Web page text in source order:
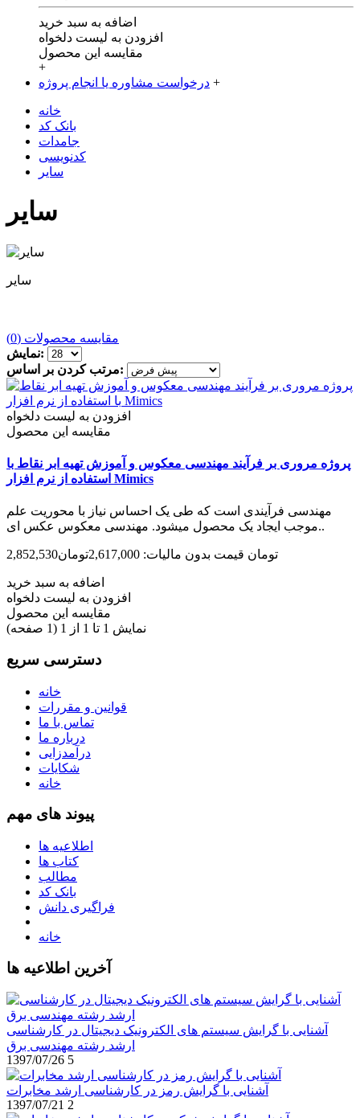
اضافه به سبد خرید
افزودن به لیست دلخواه
مقایسه این محصول
+
درخواست مشاوره یا انجام پروژه +
خانه
بانک کد
جامدات
کدنویسی
سایر
سایر
سایر
مقایسه محصولات (0)
نمایش:
مرتب کردن بر اساس:
افزودن به لیست دلخواه
مقایسه این محصول
پروژه مروری بر فرآیند مهندسی معکوس و آموزش تهیه ابر نقاط با
استفاده از نرم افزار Mimics
مهندسی فرآیندی است که طی یک احساس نیاز با محوریت علم
موجب ایجاد یک محصول می­شود. مهندسی معکوس عکس ای..
2,852,530تومان قیمت بدون مالیات: 2,617,000تومان
اضافه به سبد خرید
افزودن به لیست دلخواه
مقایسه این محصول
نمایش 1 تا 1 از 1 (1 صفحه)
دسترسی سریع
خانه
قوانین و مقررات
تماس با ما
درباره ما
درآمدزایی
شکایات
خانه
پیوند های مهم
اطلاعیه ها
کتاب ها
مطالب
بانک کد
فراگیری دانش
خانه
آخرین اطلاعیه ها
آشنایی با گرایش سیستم های الکترونیک دیجیتال در کارشناسی
ارشد رشته مهندسی برق
1397/07/26 5
آشنایی با گرایش رمز در کارشناسی ارشد مخابرات
1397/07/21 2